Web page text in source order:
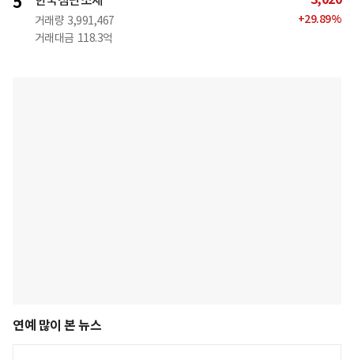
거래량 3,991,467
거래대금 118.3억
+29.89%
연예 많이 본 뉴스